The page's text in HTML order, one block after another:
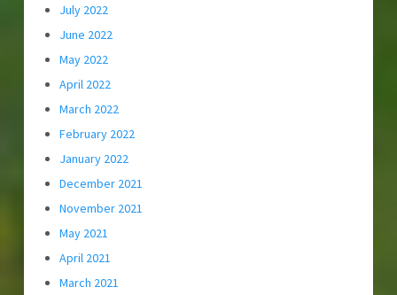
July 2022
June 2022
May 2022
April 2022
March 2022
February 2022
January 2022
December 2021
November 2021
May 2021
April 2021
March 2021